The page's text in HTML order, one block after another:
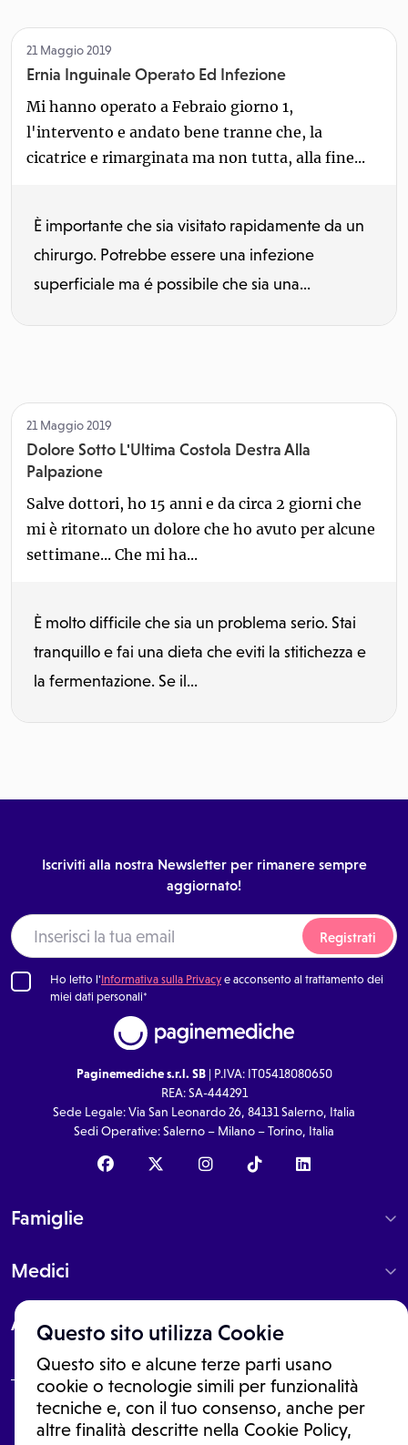
Questo sito utilizza Cookie
Questo sito e alcune terze parti usano
cookie o tecnologie simili per funzionalità
tecniche e, con il tuo consenso, anche per
altre finalità descritte nella Cookie Policy,
21 Maggio 2019
Ernia Inguinale Operato Ed Infezione
Mi hanno operato a Febraio giorno 1,
l'intervento e andato bene tranne che, la
cicatrice e rimarginata ma non tutta, alla fine...
È importante che sia visitato rapidamente da un
chirurgo. Potrebbe essere una infezione
superficiale ma é possibile che sia una...
21 Maggio 2019
Dolore Sotto L'Ultima Costola Destra Alla
Palpazione
Salve dottori, ho 15 anni e da circa 2 giorni che
mi è ritornato un dolore che ho avuto per alcune
settimane... Che mi ha...
È molto difficile che sia un problema serio. Stai
tranquillo e fai una dieta che eviti la stitichezza e
la fermentazione. Se il...
Iscriviti alla nostra Newsletter per rimanere sempre
aggiornato!
Registrati
Ho letto l'Informativa sulla Privacye acconsento al trattamento dei
miei dati personali*
Paginemediche s.r.l. SB| P.IVA: IT05418080650
REA: SA-444291
Sede Legale: Via San Leonardo 26, 84131 Salerno, Italia
Sedi Operative: Salerno – Milano – Torino, Italia
Famiglie
Medici
About
Le informazioni proposte in questo sito non sono un consulto medico.
In nessun caso, queste informazioni sostituiscono un consulto, una